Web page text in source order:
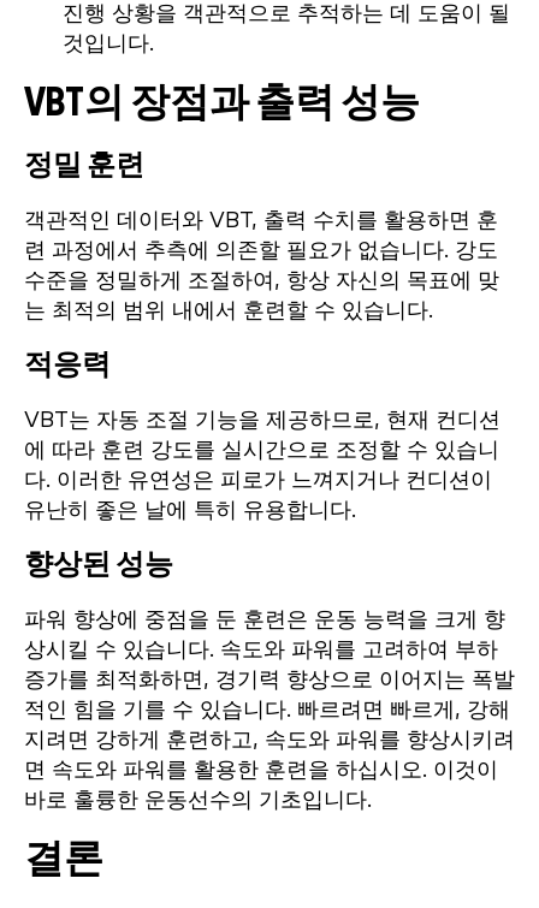
진행 상황을 객관적으로 추적하는 데 도움이 될
것입니다.
VBT의 장점과 출력 성능
정밀 훈련
객관적인 데이터와 VBT, 출력 수치를 활용하면 훈
련 과정에서 추측에 의존할 필요가 없습니다. 강도
수준을 정밀하게 조절하여, 항상 자신의 목표에 맞
는 최적의 범위 내에서 훈련할 수 있습니다.
적응력
VBT는 자동 조절 기능을 제공하므로, 현재 컨디션
에 따라 훈련 강도를 실시간으로 조정할 수 있습니
다. 이러한 유연성은 피로가 느껴지거나 컨디션이
유난히 좋은 날에 특히 유용합니다.
향상된 성능
파워 향상에 중점을 둔 훈련은 운동 능력을 크게 향
상시킬 수 있습니다. 속도와 파워를 고려하여 부하
증가를 최적화하면, 경기력 향상으로 이어지는 폭발
적인 힘을 기를 수 있습니다. 빠르려면 빠르게, 강해
지려면 강하게 훈련하고, 속도와 파워를 향상시키려
면 속도와 파워를 활용한 훈련을 하십시오. 이것이
바로 훌륭한 운동선수의 기초입니다.
결론